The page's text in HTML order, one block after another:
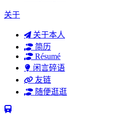
关于
关于本人
简历
Résumé
闲言碎语
友链
随便逛逛